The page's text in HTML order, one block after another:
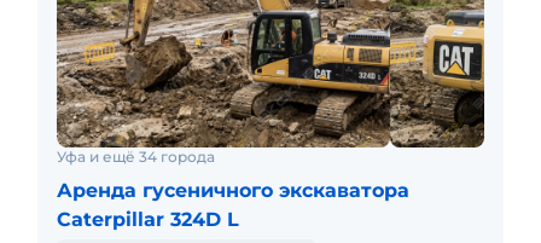
Уфа и ещё 34 города
Аренда гусеничного экскаватора
Caterpillar 324D L